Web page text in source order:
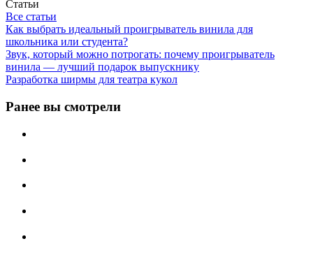
Статьи
Все статьи
Как выбрать идеальный проигрыватель винила для
школьника или студента?
Звук, который можно потрогать: почему проигрыватель
винила — лучший подарок выпускнику
Разработка ширмы для театра кукол
Ранее вы смотрели